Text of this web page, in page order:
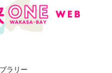
ラリー